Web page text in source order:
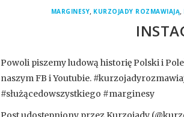
MARGINESY, KURZOJADY ROZMAWIAJĄ,
Powoli piszemy ludową historię Polski i
naszym FB i Youtubie.
#służącedowszystkiego #marginesy